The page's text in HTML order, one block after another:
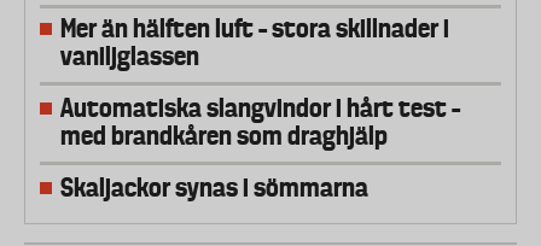
Mer än hälften luft – stora skillnader i
vaniljglassen
Automatiska slangvindor i hårt test –
med brandkåren som draghjälp
Skaljackor synas i sömmarna